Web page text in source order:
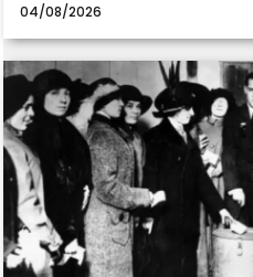
04/08/2026